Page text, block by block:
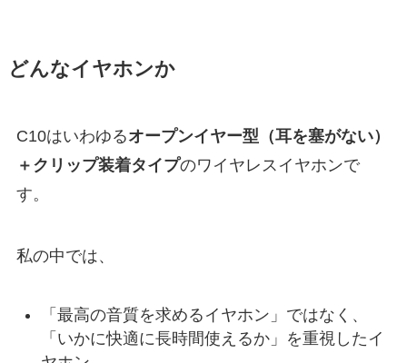
どんなイヤホンか
C10はいわゆるオープンイヤー型（耳を塞がない）
＋クリップ装着タイプのワイヤレスイヤホンで
す。
私の中では、
「最高の音質を求めるイヤホン」ではなく、
「いかに快適に長時間使えるか」を重視したイ